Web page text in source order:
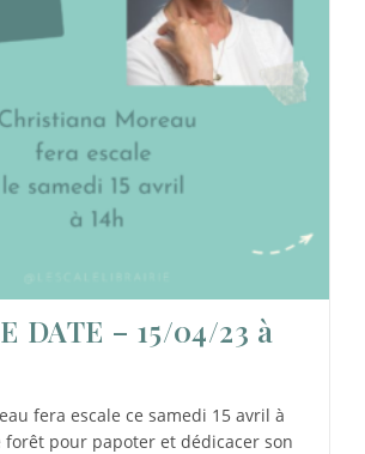
DATE – 15/04/23 à
fera escale ce samedi 15 avril à
forêt pour papoter et dédicacer son